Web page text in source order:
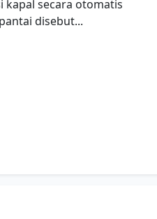
kapal secara otomatis
disebut...